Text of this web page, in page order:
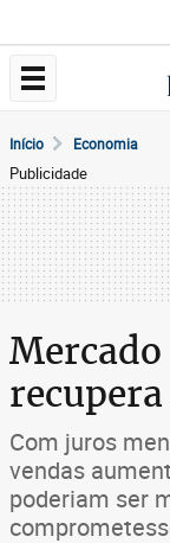
Início Economia
Publicidade
Com juros
vendas
poderiam ser